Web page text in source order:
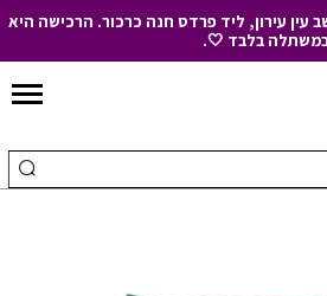
עין עירון, ליד פרדס חנה כרכור. הרכישה היא
בלבד 🤍.